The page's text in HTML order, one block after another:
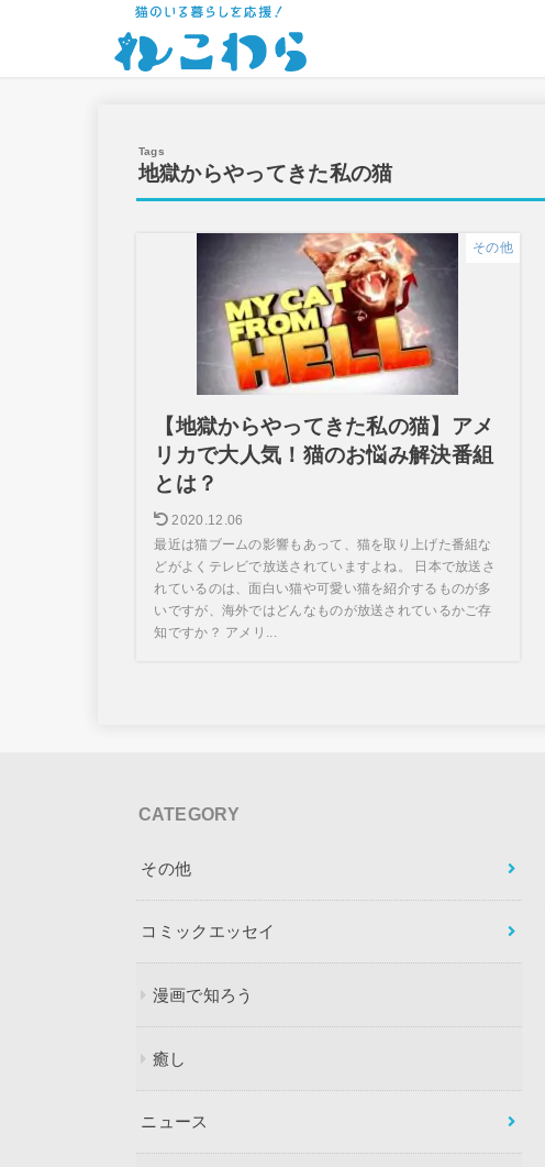
地獄からやってきた私の猫
その他
【地獄からやってきた私の猫】アメ
リカで大人気！猫のお悩み解決番組
とは？
2020.12.06
最近は猫ブームの影響もあって、猫を取り上げた番組な
どがよくテレビで放送されていますよね。 日本で放送さ
れているのは、面白い猫や可愛い猫を紹介するものが多
いですが、海外ではどんなものが放送されているかご存
知ですか？ アメリ...
CATEGORY
その他
コミックエッセイ
漫画で知ろう
癒し
ニュース